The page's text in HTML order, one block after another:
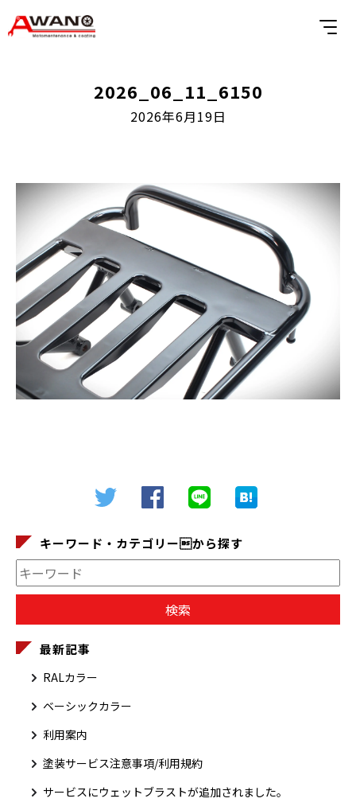
2026_06_11_6150
2026年6月19日
キーワード・カテゴリーから探す
最新記事
RALカラー
ベーシックカラー
利用案内
塗装サービス注意事項/利用規約
サービスにウェットブラストが追加されました。